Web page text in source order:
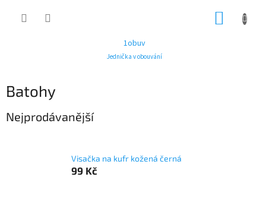
1obuv
Jednička v obouvání
Batohy
Nejprodávanější
Visačka na kufr kožená černá
99 Kč